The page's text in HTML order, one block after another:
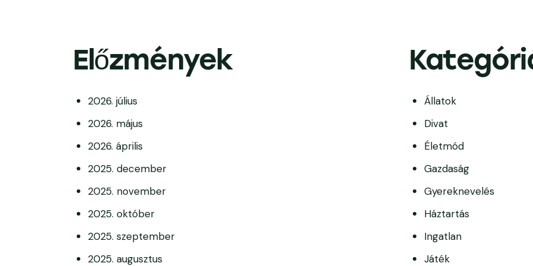
Előzmények
2026. július
2026. május
2026. április
2025. december
2025. november
2025. október
2025. szeptember
2025. augusztus
Állatok
Divat
Életmód
Gazdaság
Gyereknevelés
Háztartás
Ingatlan
Játék